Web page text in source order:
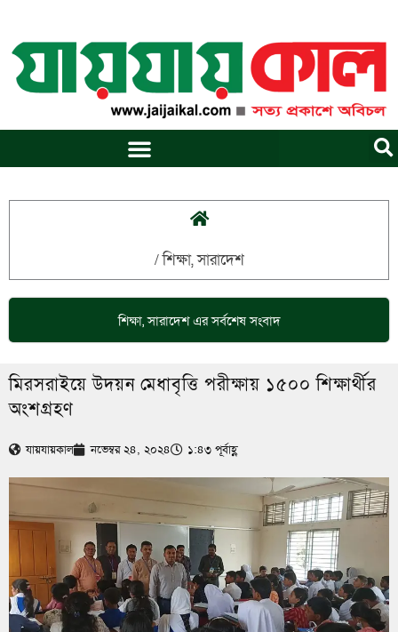
content
/শিক্ষা,সারাদেশ
শিক্ষা,সারাদেশএর সর্বশেষ সংবাদ
মিরসরাইয়ে উদয়ন মেধাবৃত্তি পরীক্ষায় ১৫০০ শিক্ষার্থীর
অংশগ্রহণ
যায়যায়কাল নভেম্বর ২৪, ২০২৪ ১:৪৩ পূর্বাহ্ণ